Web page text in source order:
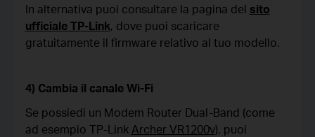
In alternativa puoi consultare la pagina del sito
ufficiale TP-Link, dove puoi scaricare
gratuitamente il firmware relativo al tuo modello.
4) Cambia il canale Wi-Fi
Se possiedi un Modem Router Dual-Band (come
ad esempio TP-Link Archer VR1200v), puoi